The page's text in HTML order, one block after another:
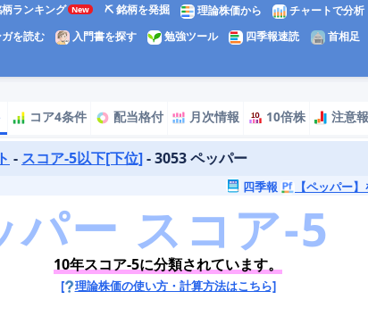
ランキング ⛏️ 銘柄を発掘 理論株価から
チャートで分析
を読む 入門書を探す 勉強ツール 四季報速読
首相足
コア4条件 配当格付 月次情報 10倍株 注意
- スコア-5以下[下位]- 3053 ペッパー
四季報 【ペッパー
10年スコア-5に分類されています。
[ 理論株価の使い方・計算方法はこちら]